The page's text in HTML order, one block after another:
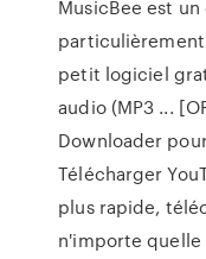
MusicBee est
petit logiciel
audio (MP3 ...
Downloader
Télécharger
plus rapide,
n'importe quelle